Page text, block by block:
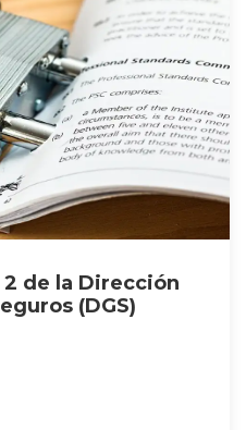
de la Dirección
(DGS)